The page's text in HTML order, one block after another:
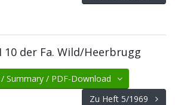
der Fa. Wild/Heerbrugg
/ Summary / PDF-Download
Zu Heft 5/1969